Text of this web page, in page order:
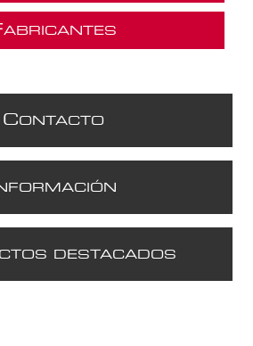
ABRICANTES
CONTACTO
DESTACADOS